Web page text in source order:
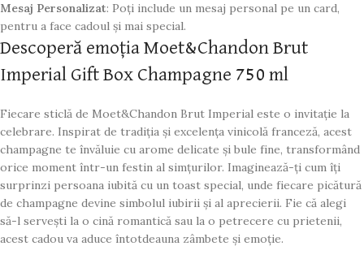
Mesaj Personalizat: Poți include un mesaj personal pe un card,
pentru a face cadoul și mai special.
Descoperă emoția Moet&Chandon Brut
Imperial Gift Box Champagne 750 ml
Fiecare sticlă de Moet&Chandon Brut Imperial este o invitație la
celebrare. Inspirat de tradiția și excelența vinicolă franceză, acest
champagne te învăluie cu arome delicate și bule fine, transformând
orice moment într-un festin al simțurilor. Imaginează-ți cum îți
surprinzi persoana iubită cu un toast special, unde fiecare picătură
de champagne devine simbolul iubirii și al aprecierii. Fie că alegi
să-l servești la o cină romantică sau la o petrecere cu prietenii,
acest cadou va aduce întotdeauna zâmbete și emoție.